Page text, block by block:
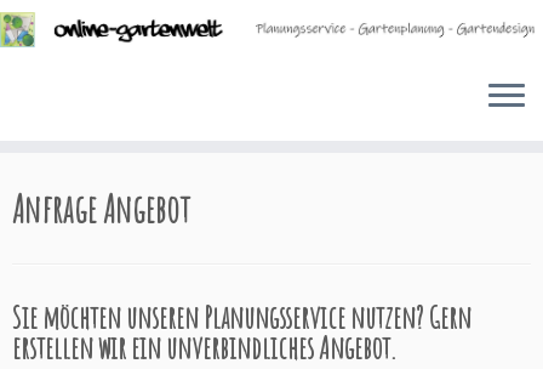
Inhalt
Anfrage Angebot
Sie möchten unseren Planungsservice nutzen? Gern
erstellen wir ein unverbindliches Angebot.